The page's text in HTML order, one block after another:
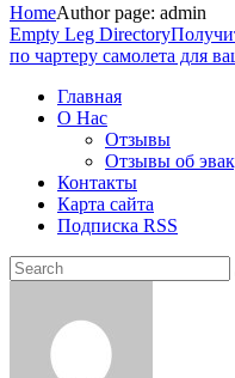
HomeAuthor page: admin
Empty Leg Directory
по чартеру самолета для
Главная
О Нас
Отзывы
Отзывы об
Контакты
Карта сайта
Подписка RSS